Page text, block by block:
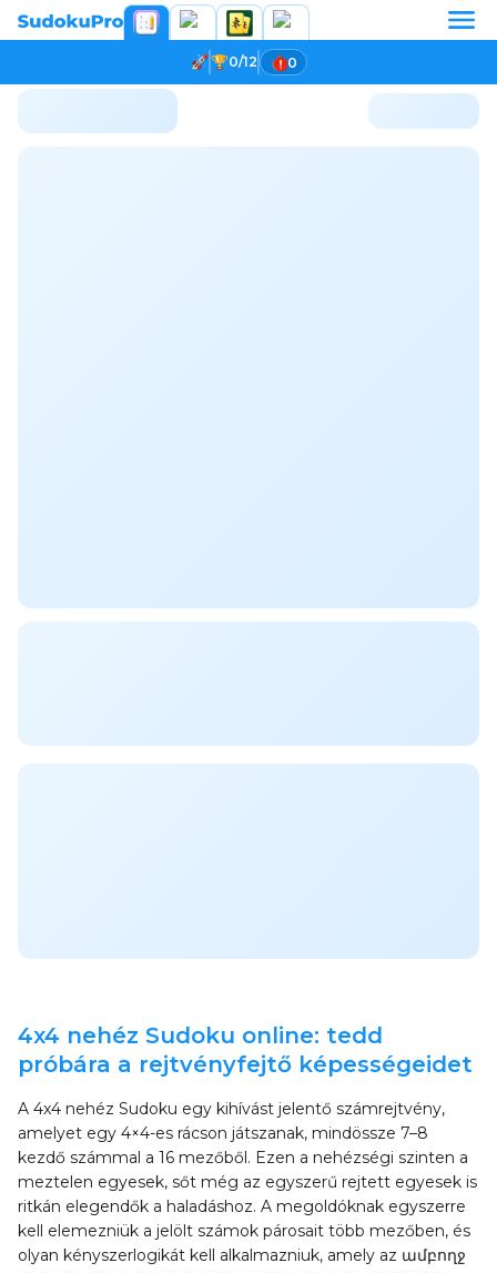
0/12 0
4x4 nehéz Sudoku online: tedd
próbára a rejtvényfejtő képességeidet
A 4x4 nehéz Sudoku egy kihívást jelentő számrejtvény,
amelyet egy 4×4-es rácson játszanak, mindössze 7–8
kezdő számmal a 16 mezőből. Ezen a nehézségi szinten a
meztelen egyesek, sőt még az egyszerű rejtett egyesek is
ritkán elegendők a haladáshoz. A megoldóknak egyszerre
kell elemezniük a jelölt számok párosait több mezőben, és
olyan kényszerlogikát kell alkalmazniuk, amely az ամբողջ